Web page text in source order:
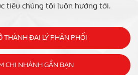
tiêu chúng tôi luôn hướng tới.
THÀNH ĐẠI LÝ PHÂN PHỐI
CHI NHÁNH GẦN BẠN